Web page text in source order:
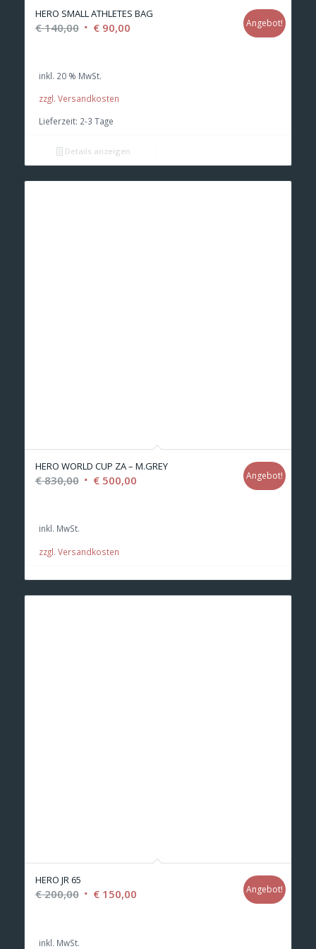
HERO SMALL ATHLETES BAG
€140,00 Ursprünglicher
€ 140,00
€90,00Aktueller
Angebot!
inkl. 20 % MwSt.
zzgl. Versandkosten
Lieferzeit: 2-3 Tage
Details anzeigen
HERO WORLD CUP ZA – M.GREY
€830,00 Ursprünglicher
€500,00Aktueller
Angebot!
inkl. MwSt.
zzgl. Versandkosten
HERO JR 65
€200,00 Ursprünglicher
€150,00Aktueller
Angebot!
inkl. MwSt.